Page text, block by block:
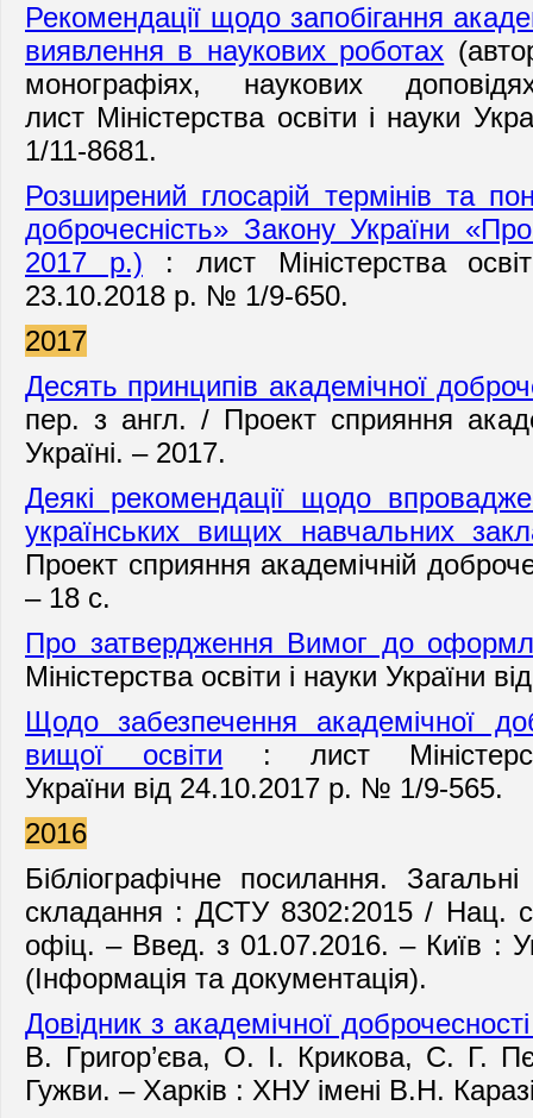
Рекомендації щодо запобігання
виявлення в наукових роботах
монографіях, наукових
лист Міністерства освіти і науки
1/11-8681.
Розширений глосарій термінів та
доброчесність» Закону України
2017 р.) : лист Міністерства
23.10.2018 р. № 1/9-650.
2017
Десять принципів академічної
пер. з англ. / Проект сприяння
Україні. – 2017.
Деякі рекомендації щодо
українських вищих навчальних
Проект сприяння академічній
– 18 с.
Про затвердження Вимог до
Міністерства освіти і науки України
Щодо забезпечення академічної
вищої освіти : лист
України від 24.10.2017 р. № 1/9-565.
2016
Бібліографічне посилання.
складання : ДСТУ 8302:2015 / Нац.
офіц. – Введ. з 01.07.2016. – Київ :
(Інформація та документація).
Довідник з академічної
В. Григор’єва, О. І. Крикова, С. Г.
Гужви. – Харків : ХНУ імені В.Н.